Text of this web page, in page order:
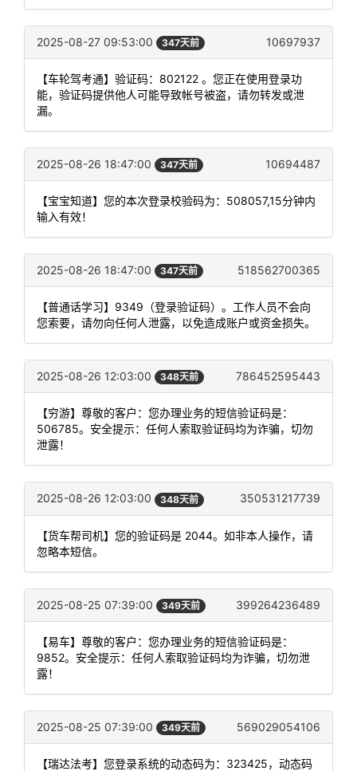
2025-08-27 09:53:00 347天前 10697937
【车轮驾考通】验证码：802122 。您正在使用登录功
能，验证码提供他人可能导致帐号被盗，请勿转发或泄
漏。
2025-08-26 18:47:00 347天前 10694487
【宝宝知道】您的本次登录校验码为：508057,15分钟内
输入有效！
2025-08-26 18:47:00 347天前 518562700365
【普通话学习】9349（登录验证码）。工作人员不会向
您索要，请勿向任何人泄露，以免造成账户或资金损失。
2025-08-26 12:03:00 348天前 786452595443
【穷游】尊敬的客户：您办理业务的短信验证码是：
506785。安全提示：任何人索取验证码均为诈骗，切勿
泄露！
2025-08-26 12:03:00 348天前 350531217739
【货车帮司机】您的验证码是 2044。如非本人操作，请
忽略本短信。
2025-08-25 07:39:00 349天前 399264236489
【易车】尊敬的客户：您办理业务的短信验证码是：
9852。安全提示：任何人索取验证码均为诈骗，切勿泄
露！
2025-08-25 07:39:00 349天前 569029054106
【瑞达法考】您登录系统的动态码为：323425，动态码